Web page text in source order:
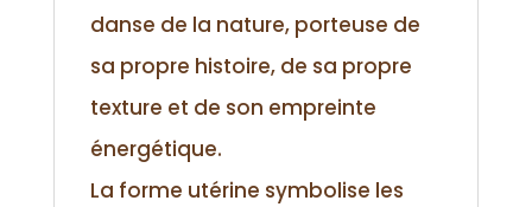
danse de la nature, porteuse de
sa propre histoire, de sa propre
texture et de son empreinte
énergétique.
La forme utérine symbolise les